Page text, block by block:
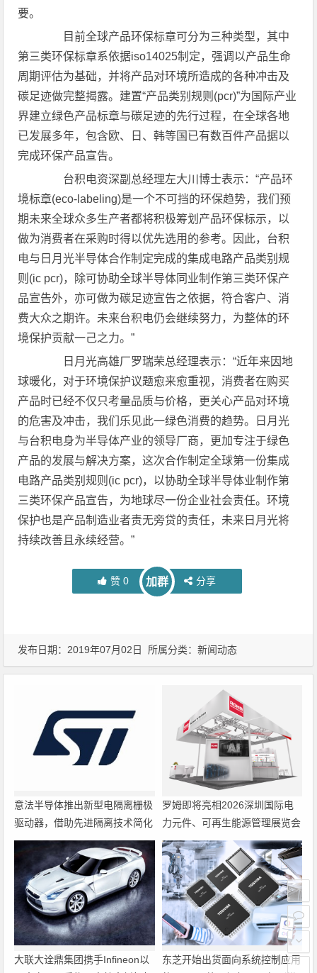
要。
目前全球产品环保标章可分为三种类型，其中
第三类环保标章系依据iso14025制定，强调以产品生命
周期评估为基础，并将产品对环境所造成的各种冲击及
碳足迹做完整揭露。建置“产品类别规则(pcr)”为国际产业
界建立绿色产品标章与碳足迹的先行过程，在全球各地
已发展多年，包含欧、日、韩等国已有数百件产品据以
完成环保产品宣告。
台积电资深副总经理左大川博士表示：“产品环
境标章(eco-labeling)是一个不可挡的环保趋势，我们预
期未来全球众多生产者都将积极筹划产品环保标示，以
做为消费者在采购时得以优先选用的参考。因此，台积
电与日月光半导体合作制定完成的集成电路产品类别规
则(ic pcr)，除可协助全球半导体同业制作第三类环保产
品宣告外，亦可做为碳足迹宣告之依据，符合客户、消
费大众之期许。未来台积电仍会继续努力，为整体的环
境保护贡献一己之力。”
日月光高雄厂罗瑞荣总经理表示：“近年来因地
球暖化，对于环境保护议题愈来愈重视，消费者在购买
产品时已经不仅只考量品质与价格，更关心产品对环境
的危害及冲击，我们乐见此一绿色消费的趋势。日月光
与台积电身为半导体产业的领导厂商，更加专注于绿色
产品的发展与解决方案，这次合作制定全球第一份集成
电路产品类别规则(ic pcr)，以协助全球半导体业制作第
三类环保产品宣告，为地球尽一份企业社会责任。环境
保护也是产品制造业者责无旁贷的责任，未来日月光将
持续改善且永续经营。”
赞 0 加群 分享
发布日期：2019年07月02日 所属分类：新闻动态
意法半导体推出新型电隔离栅极
驱动器，借助先进隔离技术简化
电源设计
罗姆即将亮相2026深圳国际电
力元件、可再生能源管理展览会
暨研讨会
大联大诠鼎集团携手Infineon以
东芝开始出货面向系统控制应用